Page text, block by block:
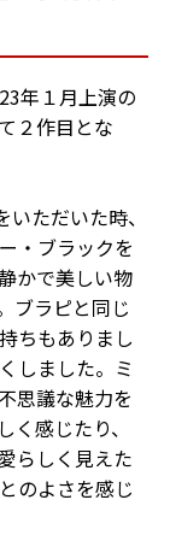
年１月上演の
２作目とな
いただいた時、
・ブラックを
かで美しい物
ブラピと同じ
ちもありまし
しました。ミ
思議な魅力を
感じたり、
らしく見えた
のよさを感じ